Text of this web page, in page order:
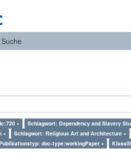
Suche
× Schlagwort: Dependency and Slavery
× Schlagwort: Religious Art and Architecture ×
doc-type:workingPaper ×